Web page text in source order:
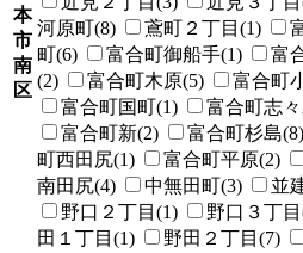
本
市
南
区
河原町(8)
鳶町２丁目(1)
町(6)
富合町御船手(1) 富
(2)
富合町木原(5) 富合町
富合町国町(1)
富合町志
富合町新(2)
富合町杉島(8)
町西田尻(1)
富合町平原(2)
南田尻(4)
中無田町(3) 並
野口２丁目(1)
野口３丁
田１丁目(1)
野田２丁目(7)